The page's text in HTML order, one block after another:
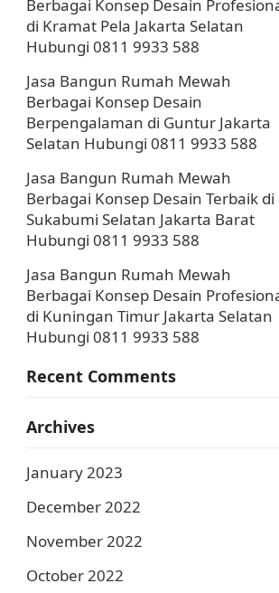
Berbagai Konsep Desain
di Kramat Pela Jakarta Selatan
Hubungi 0811 9933 588
Jasa Bangun Rumah Mewah
Berbagai Konsep Desain
Berpengalaman di Guntur Jakarta
Selatan Hubungi 0811 9933 588
Jasa Bangun Rumah Mewah
Berbagai Konsep Desain Terbaik di
Sukabumi Selatan Jakarta Barat
Hubungi 0811 9933 588
Jasa Bangun Rumah Mewah
Berbagai Konsep Desain
di Kuningan Timur Jakarta Selatan
Hubungi 0811 9933 588
Recent Comments
Archives
January 2023
December 2022
November 2022
October 2022